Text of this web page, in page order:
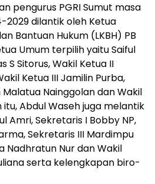
pengurus PGRI Sumut masa
2029 dilantik oleh Ketua
Bantuan Hukum (LKBH) PB
Umum terpilih yaitu Saiful
S Sitorus, Wakil Ketua II
Ketua III Jamilin Purba,
Nainggolan dan Wakil
itu, Abdul Waseh juga melantik
Amri, Sekretaris I Bobby NP,
Sekretaris III Mardimpu
Nadhratun Nur dan Wakil
serta kelengkapan biro-